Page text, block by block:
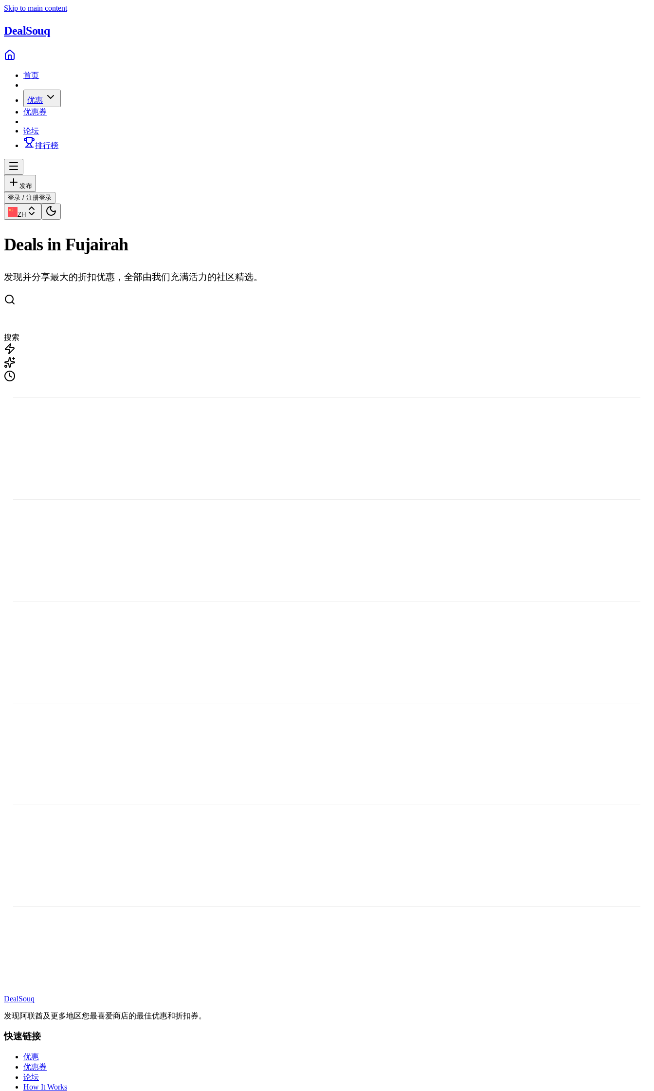
Skip to main content
DealSouq
首页
优惠
优惠券
论坛
排行榜
发布
登录 / 注册登录
ZH
Deals in Fujairah
发现并分享最大的折扣优惠，全部由我们充满活力的社区精选。
搜索
DealSouq
发现阿联酋及更多地区您最喜爱商店的最佳优惠和折扣券。
快速链接
优惠
优惠券
论坛
How It Works